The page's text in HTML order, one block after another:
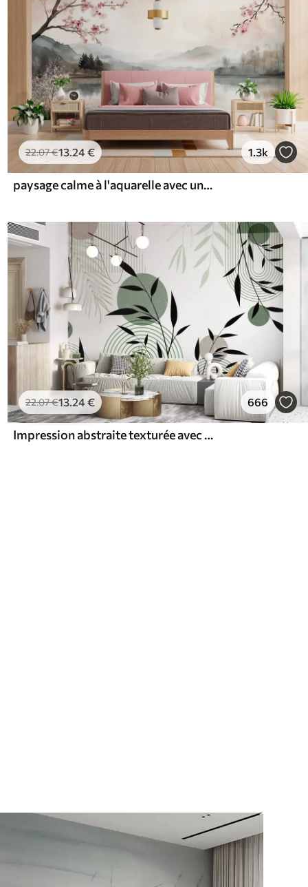
22.07€13.24€ 1.3k
paysage calme à l'aquarelle avec un lac et un arbre en fleurs
22.07€13.24€ 666
Impression abstraite texturée avec des formes géométriques, des cercles et des arcs et des plantes noires et vertes sur un fond blanc